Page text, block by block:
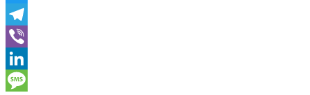
Twitter
Telegram
Viber
LinkedIn